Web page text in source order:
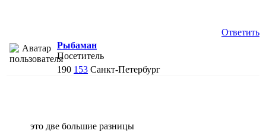
Ответить
Рыбаман
Посетитель
190 153 Санкт-Петербург
это две большие разницы